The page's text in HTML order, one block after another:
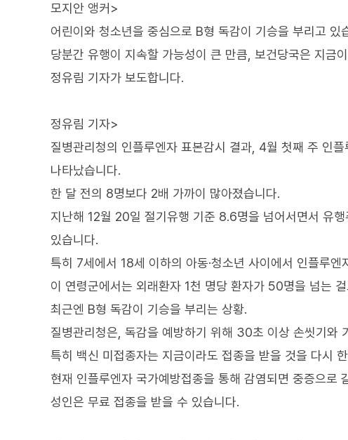
모지안 앵커>
어린이와 청소년을 중심으로 B형 독감이 기승을 부리고 있
당분간 유행이 지속할 가능성이 큰 만큼, 보건당국은 지금
정유림 기자가 보도합니다.
정유림 기자>
질병관리청의 인플루엔자 표본감시 결과, 4월 첫째 주 인
나타났습니다.
한 달 전의 8명보다 2배 가까이 많아졌습니다.
지난해 12월 20일 절기유행 기준 8.6명을 넘어서면서 유
있습니다.
특히 7세에서 18세 이하의 아동·청소년 사이에서 인플루엔
이 연령군에서는 외래환자 1천 명당 환자가 50명을 넘는
최근엔 B형 독감이 기승을 부리는 상황.
질병관리청은, 독감을 예방하기 위해 30초 이상 손씻기와
특히 백신 미접종자는 지금이라도 접종을 받을 것을 다시
현재 인플루엔자 국가예방접종을 통해 감염되면 중증으
성인은 무료 접종을 받을 수 있습니다.